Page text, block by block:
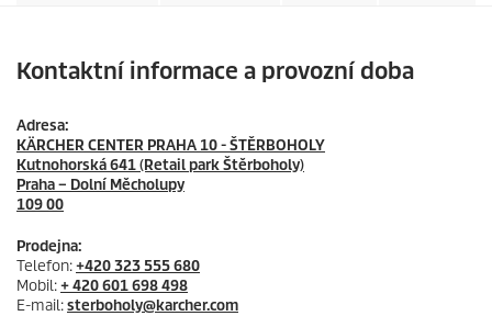
Kontaktní informace a provozní doba
Adresa:
KÄRCHER CENTER PRAHA 10 - ŠTĚRBOHOLY
Kutnohorská 641 (Retail park Štěrboholy)
Praha – Dolní Měcholupy
109 00
Prodejna:
Telefon:+420 323 555 680
Mobil:+ 420 601 698 498
E-mail:sterboholy@karcher.com